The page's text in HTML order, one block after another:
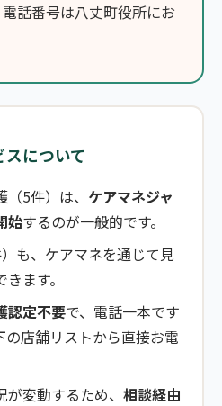
話番号は八丈町役所にお
について
5件）は、 ケアマネジャ
始するのが一般的です。
も、ケアマネを通じて見
ます。
認定不要で、電話一本です
の店舗リストから直接お電
変動するため、 相談経由